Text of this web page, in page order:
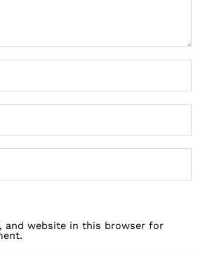
and website in this browser for